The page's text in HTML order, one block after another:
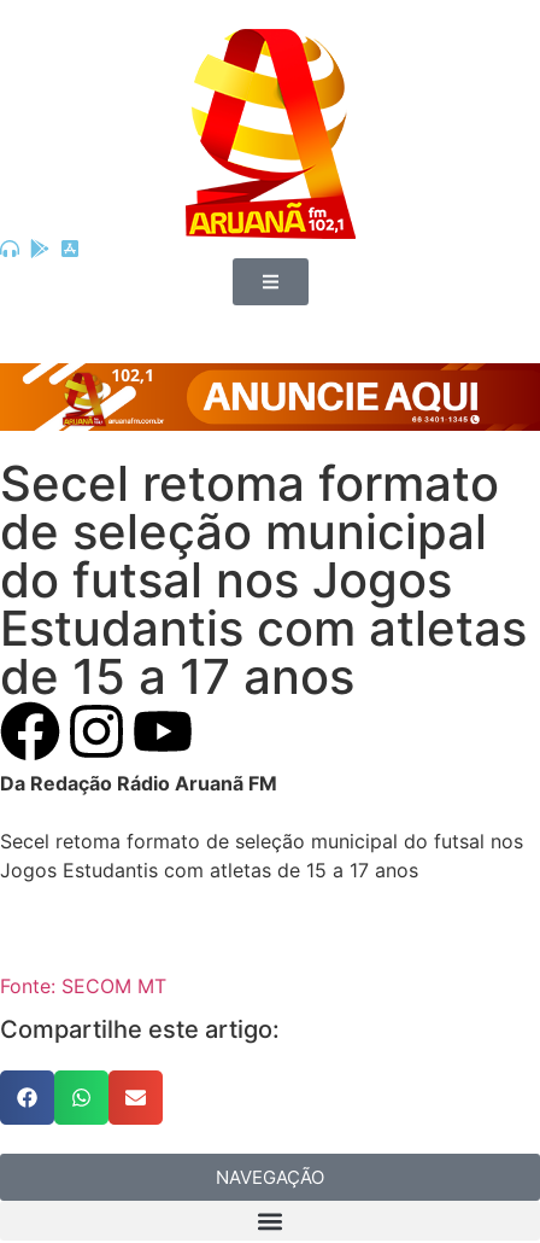
Secel retoma formato
de seleção municipal
do futsal nos Jogos
Estudantis com atletas
de 15 a 17 anos
Da Redação Rádio Aruanã FM
Secel retoma formato de seleção municipal do futsal nos
Jogos Estudantis com atletas de 15 a 17 anos
Fonte: SECOM MT
Compartilhe este artigo:
NAVEGAÇÃO